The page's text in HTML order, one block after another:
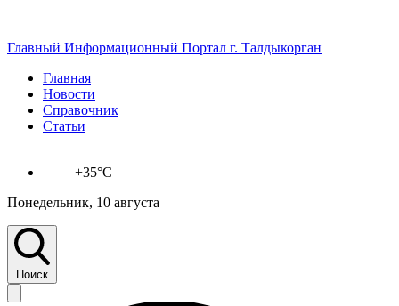
Главный Информационный Портал г. Талдыкорган
Главная
Новости
Справочник
Статьи
+35°C
Понедельник, 10 августа
Поиск